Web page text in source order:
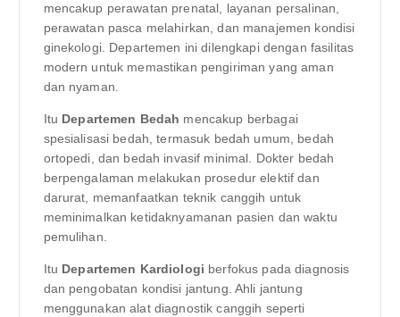
mencakup perawatan prenatal, layanan persalinan,
perawatan pasca melahirkan, dan manajemen kondisi
ginekologi. Departemen ini dilengkapi dengan fasilitas
modern untuk memastikan pengiriman yang aman
dan nyaman.
Itu Departemen Bedah mencakup berbagai
spesialisasi bedah, termasuk bedah umum, bedah
ortopedi, dan bedah invasif minimal. Dokter bedah
berpengalaman melakukan prosedur elektif dan
darurat, memanfaatkan teknik canggih untuk
meminimalkan ketidaknyamanan pasien dan waktu
pemulihan.
Itu Departemen Kardiologi berfokus pada diagnosis
dan pengobatan kondisi jantung. Ahli jantung
menggunakan alat diagnostik canggih seperti